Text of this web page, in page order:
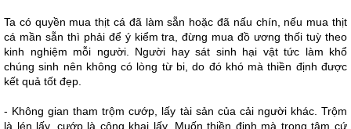
Ta có quyền mua thịt cá đã làm sẵn hoặc đã nấu chín, nếu mua thịt
cá mần sẵn thì phải để ý kiểm tra, đừng mua đồ ương thối tuỳ theo
kinh nghiệm mỗi người. Người hay sát sinh hại vật tức làm khổ
chúng sinh nên không có lòng từ bi, do đó khó mà thiền định được
kết quả tốt đẹp.
- Không gian tham trộm cướp, lấy tài sản của cải người khác. Trộm
là lén lấy, cướp là công khai lấy. Muốn thiền định mà trong tâm cứ